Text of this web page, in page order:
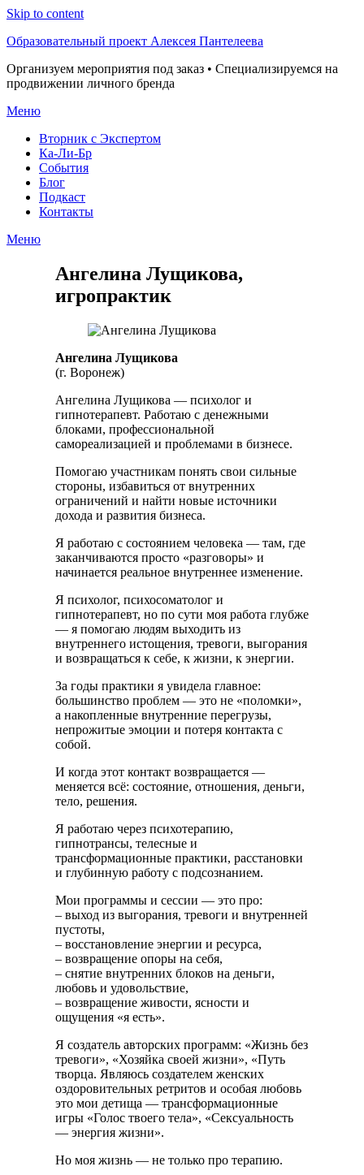
Skip to content
Образовательный проект Алексея Пантелеева
Организуем мероприятия под заказ • Специализируемся на
продвижении личного бренда
Меню
Вторник с Экспертом
Ка-Ли-Бр
События
Блог
Подкаст
Контакты
Меню
Ангелина Лущикова,
игропрактик
Ангелина Лущикова
(г. Воронеж)
Ангелина Лущикова — психолог и
гипнотерапевт. Работаю с денежными
блоками, профессиональной
самореализацией и проблемами в бизнесе.
Помогаю участникам понять свои сильные
стороны, избавиться от внутренних
ограничений и найти новые источники
дохода и развития бизнеса.
Я работаю с состоянием человека — там, где
заканчиваются просто «разговоры» и
начинается реальное внутреннее изменение.
Я психолог, психосоматолог и
гипнотерапевт, но по сути моя работа глубже
— я помогаю людям выходить из
внутреннего истощения, тревоги, выгорания
и возвращаться к себе, к жизни, к энергии.
За годы практики я увидела главное:
большинство проблем — это не «поломки»,
а накопленные внутренние перегрузы,
непрожитые эмоции и потеря контакта с
собой.
И когда этот контакт возвращается —
меняется всё: состояние, отношения, деньги,
тело, решения.
Я работаю через психотерапию,
гипнотрансы, телесные и
трансформационные практики, расстановки
и глубинную работу с подсознанием.
Мои программы и сессии — это про:
– выход из выгорания, тревоги и внутренней
пустоты,
– восстановление энергии и ресурса,
– возвращение опоры на себя,
– снятие внутренних блоков на деньги,
любовь и удовольствие,
– возвращение живости, ясности и
ощущения «я есть».
Я создатель авторских программ: «Жизнь без
тревоги», «Хозяйка своей жизни», «Путь
творца. Являюсь создателем женских
оздоровительных ретритов и особая любовь
это мои детища — трансформационные
игры «Голос твоего тела», «Сексуальность
— энергия жизни».
Но моя жизнь — не только про терапию.